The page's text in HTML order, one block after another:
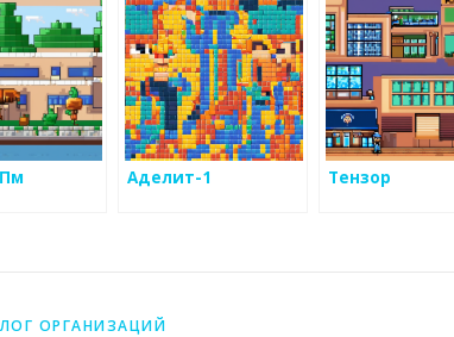
Аделит-1 Тензор
ОРГАНИЗАЦИЙ